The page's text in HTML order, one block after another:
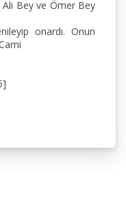
Ali Bey ve Ömer Bey
onardı. Onun